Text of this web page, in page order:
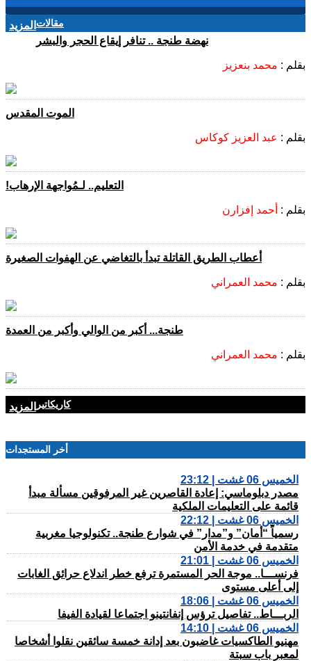
المزيد مقالات
نهضة طنجة .. تنافر إيقاع الحجر والبشر
بقلم : محمد بنعزيز
الموت المقدس
بقلم : عبد العزيز كوكاس
التعليم.. لـمُواجهة الإرهاب!
بقلم : أحمد إفزارن
أعطاب الطريق القاتلة تبدأ بالتغاضي عن الهفوات الصغيرة
بقلم : محمد العمراني
طنجة... أكبر من الوالي وأكبر من العمدة
بقلم : محمد العمراني
المزيد كاريكاتير
أخر المستجدات
الخميس 06 غشت | 23:12
مصدر دبلوماسي: إعادة القاصرين غير المرفوقين مسألة مبدأ
قائمة على التعليمات الملكية
الخميس 06 غشت | 22:12
رسمياً “أمان” و”مدار” في شوارع طنجة.. تكنولوجيا مغربية
متقدمة في خدمة الأمن
الخميس 06 غشت | 21:01
فرنســـا.. موجة الحر المستمرة ترفع خطر اندلاع حرائق الغابات
إلى أعلى مستوى
الخميس 06 غشت | 18:06
الربـــاط.. تفاصيل ترؤس إنفانتينو اجتماعا لقيادة الفيفا
الخميس 06 غشت | 14:10
مهنيو الطاكسيات غاضبون بعد إدانة خمسة سائقين نقلوا أشخاصا
لمعبر باب سبتة